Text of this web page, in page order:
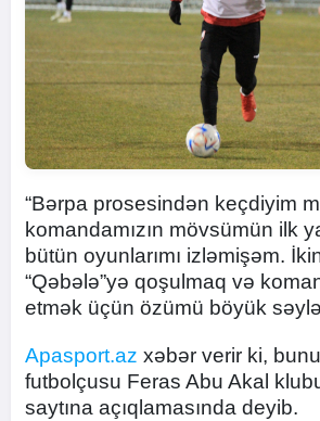
“Bərpa prosesindən keçdiyim
komandamızın mövsümün ilk
bütün oyunlarımı izləmişəm.
“Qəbələ”yə qoşulmaq və
etmək üçün özümü böyük səylə
Apasport.az xəbər verir ki,
futbolçusu Feras Abu Akal
saytına açıqlamasında deyib.